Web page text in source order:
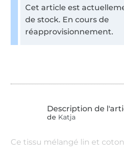
Cet article est
de stock. En cours de
réapprovisionnement.
de Katja
Ce tissu mélangé lin et